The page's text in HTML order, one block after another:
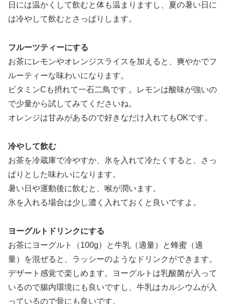
日には温かくして飲むと体も温まりますし、夏の暑い日に
は冷やして飲むとさっぱりします。
フルーツティーにする
お茶にレモンやオレンジスライスを加えると、爽やかでフ
ルーティーな味わいになります。
ビタミンCも摂れて一石二鳥です 。レモンは酸味が強いの
で少量から試してみてくださいね。
オレンジは甘みがあるので好きなだけ入れてもOKです。
冷やして飲む
お茶を冷蔵庫で冷やすか、氷を入れて冷たくすると、さっ
ぱりとした味わいになります。
暑い日や運動後に飲むと、喉が潤います。
氷を入れる場合は少し濃く入れておくと良いですよ。
ヨーグルトドリンクにする
お茶にヨーグルト（100g）と牛乳（適量）と蜂蜜（適
量）を混ぜると、ラッシーのようなドリンクができます。
デザート感覚で楽しめます。ヨーグルトは乳酸菌が入って
いるので腸内環境にも良いですし、牛乳はカルシウムが入
っているので骨にも良いです。